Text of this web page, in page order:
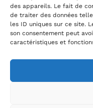
des appareils. Le fait de
de traiter des données
les ID uniques sur ce site.
son consentement peut
caractéristiques et
Suivre ma commande !